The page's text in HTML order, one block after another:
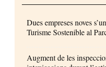
Dues empreses noves
Turisme Sostenible al
Augment de les